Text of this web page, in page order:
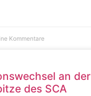
Kommentare
an der
des SCA